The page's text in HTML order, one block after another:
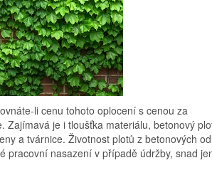
li cenu tohoto oplocení s cenou za
Zajímavá je i tloušťka materiálu, betonový
a tvárnice. Životnost plotů z betonových
pracovní nasazení v případě údržby, snad